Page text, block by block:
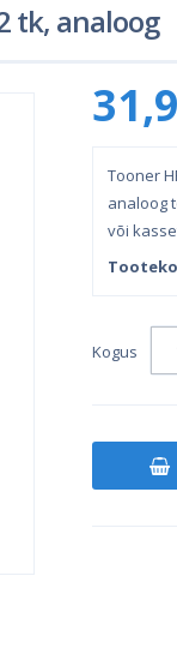
tk, analoog
Tooner
analoog
või
Kogus